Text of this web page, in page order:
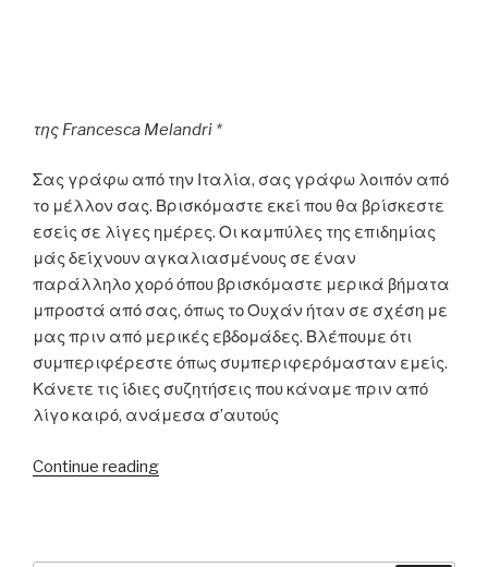
της Francesca Melandri *
Σας γράφω από την Ιταλία, σας γράφω λοιπόν από
το μέλλον σας. Βρισκόμαστε εκεί που θα βρίσκεστε
εσείς σε λίγες ημέρες. Οι καμπύλες της επιδημίας
μάς δείχνουν αγκαλιασμένους σε έναν
παράλληλο χορό όπου βρισκόμαστε μερικά βήματα
μπροστά από σας, όπως το Ουχάν ήταν σε σχέση με
μας πριν από μερικές εβδομάδες. Βλέπουμε ότι
συμπεριφέρεστε όπως συμπεριφερόμασταν εμείς.
Κάνετε τις ίδιες συζητήσεις που κάναμε πριν από
λίγο καιρό, ανάμεσα σ’αυτούς
Continue reading“Σας